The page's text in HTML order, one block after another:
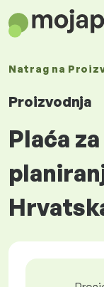
Natrag na
Proizvodnja
Plaća